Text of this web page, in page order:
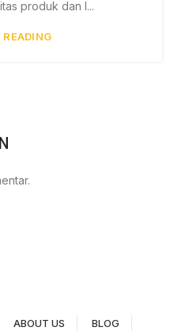
produk dan l...
ABOUT US
BLOG